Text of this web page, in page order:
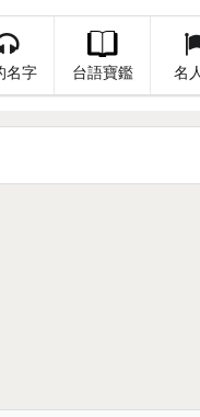
名字 台語寶鑑 名